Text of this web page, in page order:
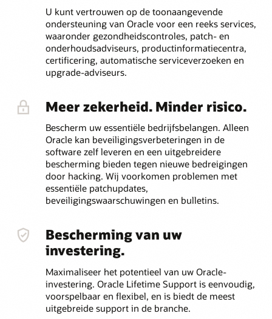
U kunt vertrouwen op de toonaangevende
ondersteuning van Oracle voor een reeks services,
waaronder gezondheidscontroles, patch- en
onderhoudsadviseurs, productinformatiecentra,
certificering, automatische serviceverzoeken en
upgrade-adviseurs.
Meer zekerheid. Minder risico.
Bescherm uw essentiële bedrijfsbelangen. Alleen
Oracle kan beveiligingsverbeteringen in de
software zelf leveren en een uitgebreidere
bescherming bieden tegen nieuwe bedreigingen
door hacking. Wij voorkomen problemen met
essentiële patchupdates,
beveiligingswaarschuwingen en bulletins.
Bescherming van uw
investering.
Maximaliseer het potentieel van uw Oracle-
investering. Oracle Lifetime Support is eenvoudig,
voorspelbaar en flexibel, en is biedt de meest
uitgebreide support in de branche.